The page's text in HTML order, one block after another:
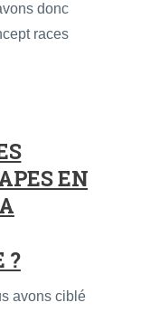
donc
races
EN
?
avons ciblé